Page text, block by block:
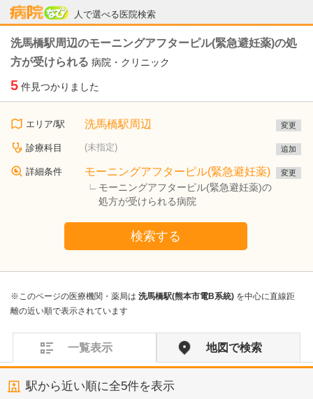
人で選べる医院検索
病院なび
洗馬橋駅周辺のモーニングアフターピル(緊急避妊薬)の処
方が受けられる 病院・クリニック
5 件見つかりました
エリア/駅 洗馬橋駅周辺 変更
診療科目 (未指定) 追加
詳細条件 モーニングアフターピル(緊急避妊薬)
モーニングアフターピル(緊急避妊薬)の
処方が受けられる病院
変更
検索する
※このページの医療機関・薬局は 洗馬橋駅(熊本市電B系統) を中心に直線距
離の近い順で表示されています
一覧表示 地図で検索
駅から近い順に全5件を表示